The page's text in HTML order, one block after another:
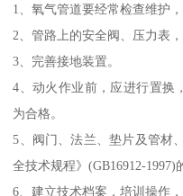
1、氧气管道要经常检查维护
2、管路上的安全阀、压力表
3、完善接地装置。
4、动火作业前，应进行置换
为合格。
5、阀门、法兰、垫片及管材
全技术规程》(GB16912-1997)
6、建立技术档案，培训操作